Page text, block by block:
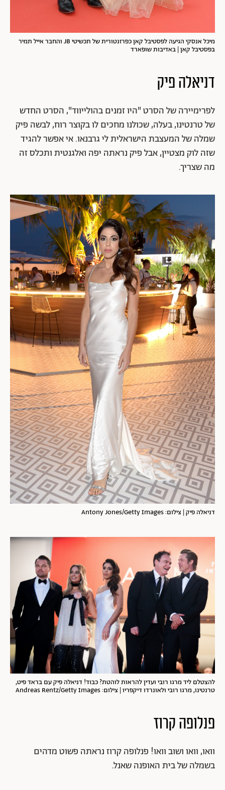
מיכל אנסקי הגיעה לפסטיבל קאן כפרזנטורית של תכשיטי JB והחבר אייל תמיר
בפסטיבל קאן | באדיבות שופארד
דניאלה פיק
לפרימיירה של הסרט "היו זמנים בהולייווד", הסרט החדש
של טרנטינו, בעלה, שכולנו מחכים לו בקוצר רוח, לבשה פיק
שמלה של המעצבת הישראלית לי גרבנאו. אי אפשר להגיד
שזה לוק מצטיין, אבל פיק נראתה יפה ואלגנטית ותכלס זה
מה שצריך.
דניאלה פיק | צילום: Antony Jones/Getty Images
להצטלם ליד מרגו רובי ועדין להראות לוהטת? כבוד! דניאלה פיק עם בראד פיט,
טרנטינו, מרגו רובי ולאונרדו דיקפריו | צילום: Andreas Rentz/Getty Images
פנלופה קרוז
וואו, וואו ושוב וואו! פנלופה קרוז נראתה פשוט מדהים
בשמלה של בית האופנה שאנל.